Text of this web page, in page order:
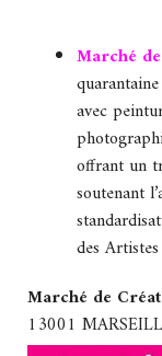
Marché
avec
offrant un
soutenant
des
Marché de
13001